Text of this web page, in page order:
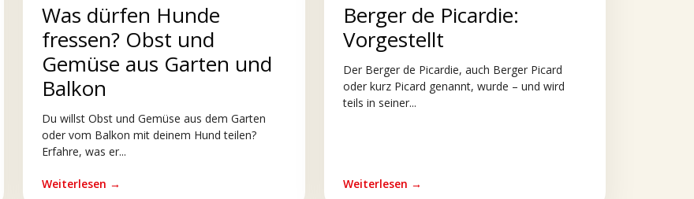
Was dürfen Hunde
fressen? Obst und
Gemüse aus Garten und
Balkon
Du willst Obst und Gemüse aus dem Garten
oder vom Balkon mit deinem Hund teilen?
Erfahre, was er...
Weiterlesen →
Berger de Picardie:
Vorgestellt
Der Berger de Picardie, auch Berger Picard
oder kurz Picard genannt, wurde – und wird
teils in seiner...
Weiterlesen →